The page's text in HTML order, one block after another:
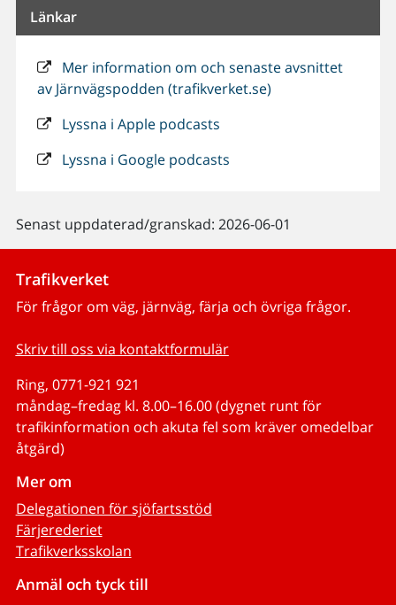
Länkar
Mer information om och senaste avsnittet
av Järnvägspodden (trafikverket.se)
Lyssna i Apple podcasts
Lyssna i Google podcasts
Senast uppdaterad/granskad: 2026-06-01
Trafikverket
För frågor om väg, järnväg, färja och övriga frågor.
Skriv till oss via kontaktformulär
Ring, 0771-921 921
måndag–fredag kl. 8.00–16.00 (dygnet runt för
trafikinformation och akuta fel som kräver omedelbar
åtgärd)
Mer om
Delegationen för sjöfartsstöd
Färjerederiet
Trafikverksskolan
Anmäl och tyck till